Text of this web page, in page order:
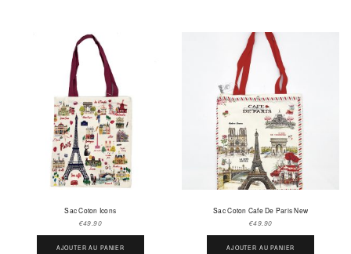
Sac Coton Icons
€49.90
AJOUTER AU PANIER
Sac Coton Cafe De Paris New
€49.90
AJOUTER AU PANIER